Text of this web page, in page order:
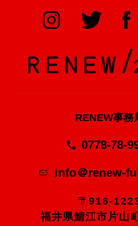
RENEW事務
0778-78-
info＠renew-
〒916-
福井県鯖江市片山